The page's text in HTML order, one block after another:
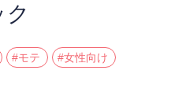
#モテ #女性向け